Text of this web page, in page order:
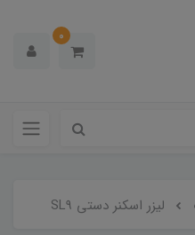
0
لیزر اسکنر دستی SL9